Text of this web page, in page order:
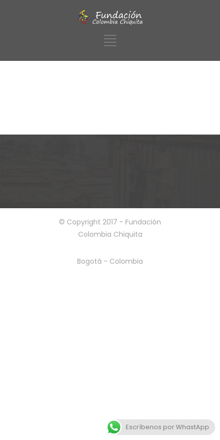
© Copyright 2017 - Fundación
Colombia Chiquita
Bogotá - Colombia
Escríbenos por WhastApp